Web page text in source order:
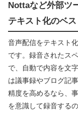
Nottaなど外部ツ
テキスト化のベ
音声配信をテキスト
です。録音されたス
で、自動で内容を文
は議事録やブログ記
精度を高めるなら、
を意識して録音する